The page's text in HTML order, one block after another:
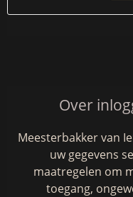
Over
Meesterbakker van
uw gegevens
maatregelen om
toegang,